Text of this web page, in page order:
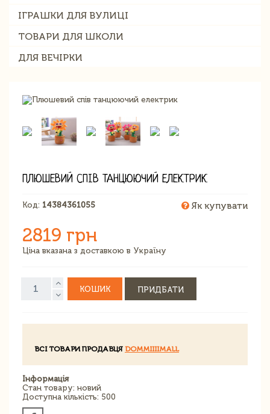
ІГРАШКИ ДЛЯ ВУЛИЦІ
ТОВАРИ ДЛЯ ШКОЛИ
ДЛЯ ВЕЧІРКИ
ПЛЮШЕВИЙ СПІВ ТАНЦЮЮЧИЙ ЕЛЕКТРИК
Код: 14384361055 Як купувати
2819 грн
Ціна вказана з доставкою в Україну
КОШИК ПРИДБАТИ
ВСІ ТОВАРИ ПРОДАВЦЯ DOMMIIIIMALL
Інформація
Стан товару: новий
Доступна кількість: 500